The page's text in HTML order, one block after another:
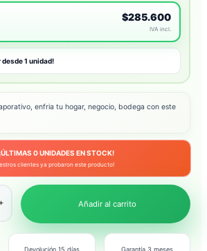
$285.600
IVA incl.
desde 1 unidad!
enfria tu hogar, negocio, bodega con este
¡ÚLTIMAS0UNIDADES EN STOCK!
clientes ya probaron este producto!
Añadir al carrito
Devolución 15 días Garantía 3 meses